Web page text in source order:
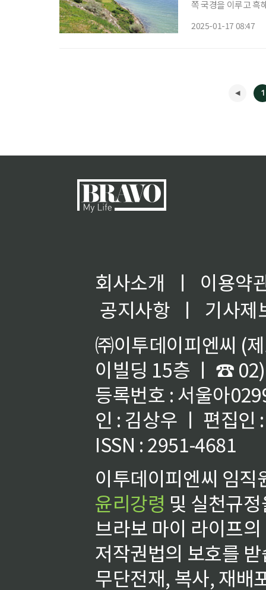
쪽 국경을 이루고 흑
2025-01-17 08:47
1
회사소개 ㅣ
이용약
공지사항
ㅣ
기사제
㈜이투데이피엔씨 (
이빌딩 15층 ㅣ ☎
등록번호 : 서울아
인 : 김상우 ㅣ 편집인
ISSN : 2951-4681
이투데이피엔씨 임
윤리강령 및 실천규
브라보 마이 라이프
저작권법의 보호를
무단전재, 복사, 재배